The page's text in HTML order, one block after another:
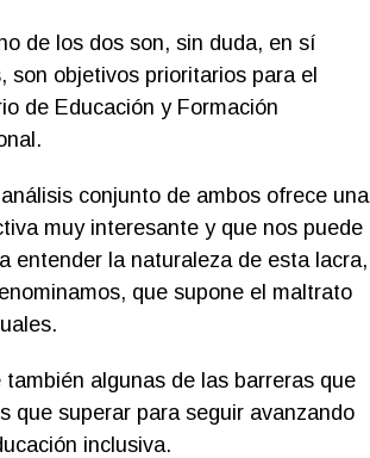
de los dos son, sin duda, en sí
son objetivos prioritarios para el
de Educación y Formación
conjunto de ambos ofrece una
muy interesante y que nos puede
entender la naturaleza de esta lacra,
que supone el maltrato
también algunas de las barreras que
que superar para seguir avanzando
inclusiva.